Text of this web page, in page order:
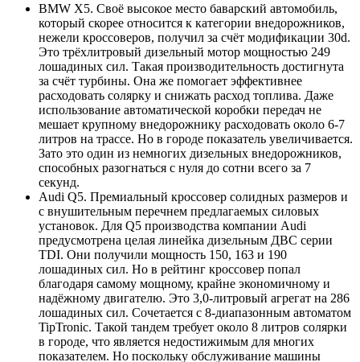
BMW X5. Своё высокое место баварский автомобиль,
который скорее относится к категории внедорожников,
нежели кроссоверов, получил за счёт модификации 30d.
Это трёхлитровый дизельный мотор мощностью 249
лошадиных сил. Такая производительность достигнута
за счёт турбины. Она же помогает эффективнее
расходовать солярку и снижать расход топлива. Даже
использование автоматической коробки передач не
мешает крупному внедорожнику расходовать около 6-7
литров на трассе. Но в городе показатель увеличивается.
Зато это один из немногих дизельных внедорожников,
способных разогнаться с нуля до сотни всего за 7
секунд.
Audi Q5. Премиальный кроссовер солидных размеров и
с внушительным перечнем предлагаемых силовых
установок. Для Q5 производства компании Audi
предусмотрена целая линейка дизельным ДВС серии
TDI. Они получили мощность 150, 163 и 190
лошадиных сил. Но в рейтинг кроссовер попал
благодаря самому мощному, крайне экономичному и
надёжному двигателю. Это 3,0-литровый агрегат на 286
лошадиных сил. Сочетается с 8-диапазонным автоматом
TipTronic. Такой тандем требует около 8 литров солярки
в городе, что является недостижимым для многих
показателем. Но поскольку обслуживание машины